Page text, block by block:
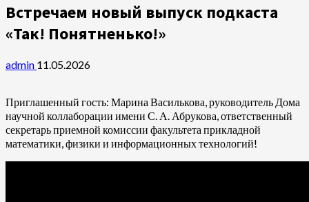
Встречаем новый выпуск подкаста
«Так! Понятненько!»
admin 11.05.2026
Приглашенный гость: Марина Василькова, руководитель Дома
научной коллаборации имени С. А. Абрукова, ответственный
секретарь приемной комиссии факультета прикладной
математики, физики и информационных технологий!